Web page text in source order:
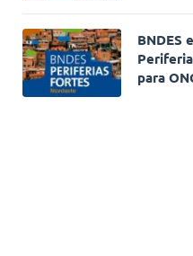
BNDES
para